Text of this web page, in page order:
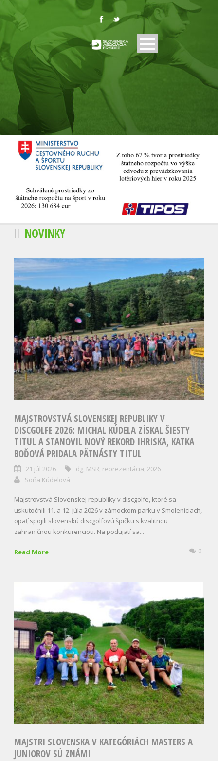
NOVINKY
MAJSTROVSTVÁ SLOVENSKEJ REPUBLIKY V
DISCGOLFE 2026: MICHAL KÚDELA ZÍSKAL ŠIESTY
TITUL A STANOVIL NOVÝ REKORD IHRISKA, KATKA
BOĎOVÁ PRIDALA PÄTNÁSTY TITUL
21 júl 2026 dg, MSR, reprezentácia, 2026
Soňa Kúdelová
Majstrovstvá Slovenskej republiky v discgolfe, ktoré sa
uskutočnili 11. a 12. júla 2026 v zámockom parku v Smoleniciach,
opäť spojili slovenskú discgolfovú špičku s kvalitnou
zahraničnou konkurenciou. Na podujatí sa...
Read More 0
MAJSTRI SLOVENSKA V KATEGÓRIÁCH MASTERS A
JUNIOROV SÚ ZNÁMI